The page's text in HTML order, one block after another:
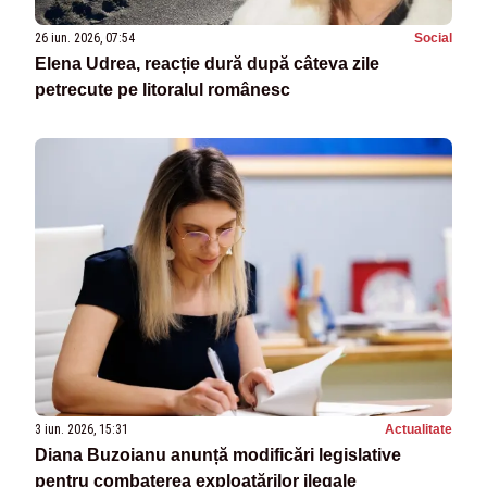
26 iun. 2026, 07:54 Social
Elena Udrea, reacție dură după câteva zile
petrecute pe litoralul românesc
3 iun. 2026, 15:31 Actualitate
Diana Buzoianu anunță modificări legislative
pentru combaterea exploatărilor ilegale